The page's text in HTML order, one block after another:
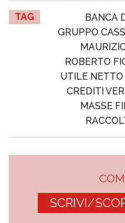
TAG
BANCA
GRUPPO
ROBERTO
UTILE NETTO
CREDITI
MASSE
SCRIVI/